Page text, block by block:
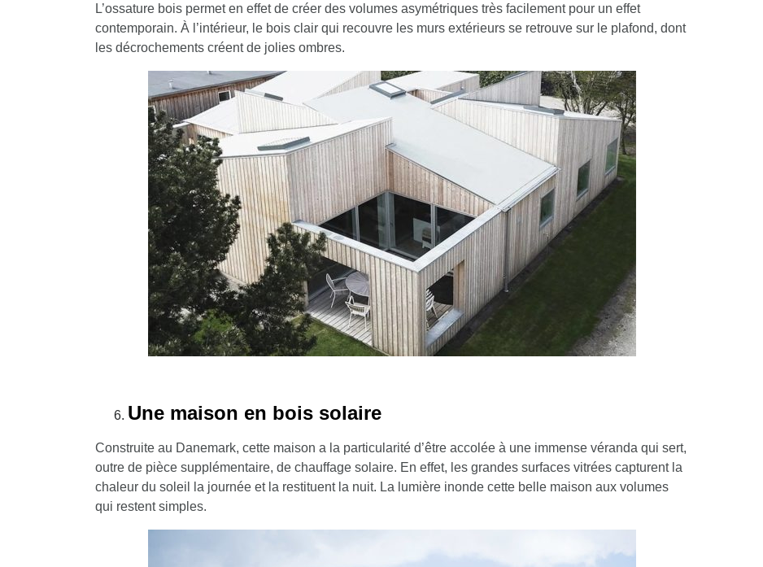
L’ossature bois permet en effet de créer des volumes asymétriques très facilement pour un effet
contemporain. À l’intérieur, le bois clair qui recouvre les murs extérieurs se retrouve sur le plafond, dont
les décrochements créent de jolies ombres.
Une maison en bois solaire
Construite au Danemark, cette maison a la particularité d’être accolée à une immense véranda qui sert,
outre de pièce supplémentaire, de chauffage solaire. En effet, les grandes surfaces vitrées capturent la
chaleur du soleil la journée et la restituent la nuit. La lumière inonde cette belle maison aux volumes
qui restent simples.